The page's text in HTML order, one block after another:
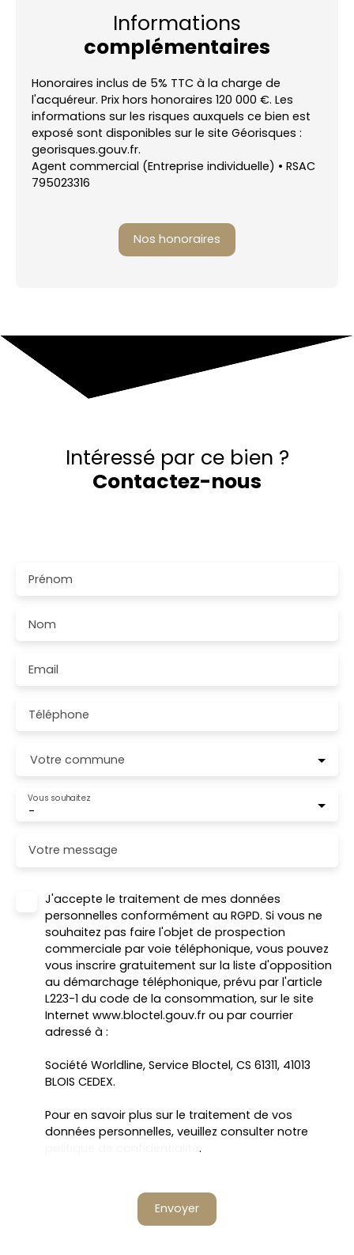
Informations
complémentaires
Honoraires inclus de 5% TTC à la charge de
l'acquéreur. Prix hors honoraires 120 000 €. Les
informations sur les risques auxquels ce bien est
exposé sont disponibles sur le site Géorisques :
georisques.gouv.fr.
Agent commercial (Entreprise individuelle) • RSAC
795023316
Nos honoraires
Intéressé par ce bien ?
Contactez-nous
Prénom
Nom
Email
Téléphone
Votre commune
-
Vous souhaitez
Votre message
J'accepte le traitement de mes données
personnelles conformément au RGPD. Si vous ne
souhaitez pas faire l'objet de prospection
commerciale par voie téléphonique, vous pouvez
vous inscrire gratuitement sur la liste d'opposition
au démarchage téléphonique, prévu par l'article
L223-1 du code de la consommation, sur le site
Internet www.bloctel.gouv.fr ou par courrier
adressé à :
Société Worldline, Service Bloctel, CS 61311, 41013
BLOIS CEDEX.
Pour en savoir plus sur le traitement de vos
données personnelles, veuillez consulter notre
.
Envoyer